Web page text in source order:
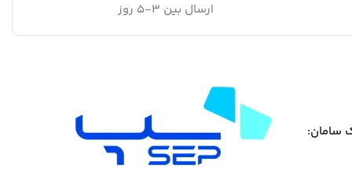
ارسال بین 3-5 روز
سامان: